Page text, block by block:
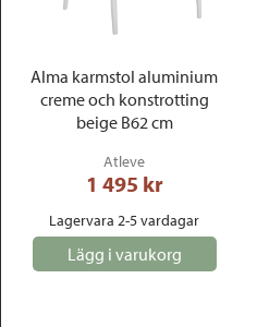
Alma karmstol aluminium
creme och konstrotting
beige B62 cm
Atleve
1 495 kr
Lagervara 2-5 vardagar
Lägg i varukorg